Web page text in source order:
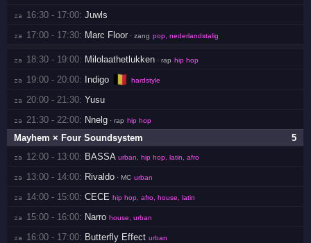
za 16:30 - 17:00: Juwls
za 17:00 - 17:30: Marc Floor · zang pop, nederlandstalig
za 18:30 - 19:00: Milolaathetlukken · rap hip hop
za 19:00 - 20:00: Indigo 🇧🇪 hardstyle
za 20:00 - 21:30: Yusu
za 21:30 - 22:00: Nnelg · rap hip hop
5
Mayhem × Four Soundsystem
za 12:00 - 13:00: BASSA urban, hip hop, latin, afro
za 13:00 - 14:00: Rivaldo · MC urban
za 14:00 - 15:00: CECE hip hop, afro, house, latin
za 15:00 - 16:00: Narro house, urban
za 16:00 - 17:00: Butterfly Effect urban